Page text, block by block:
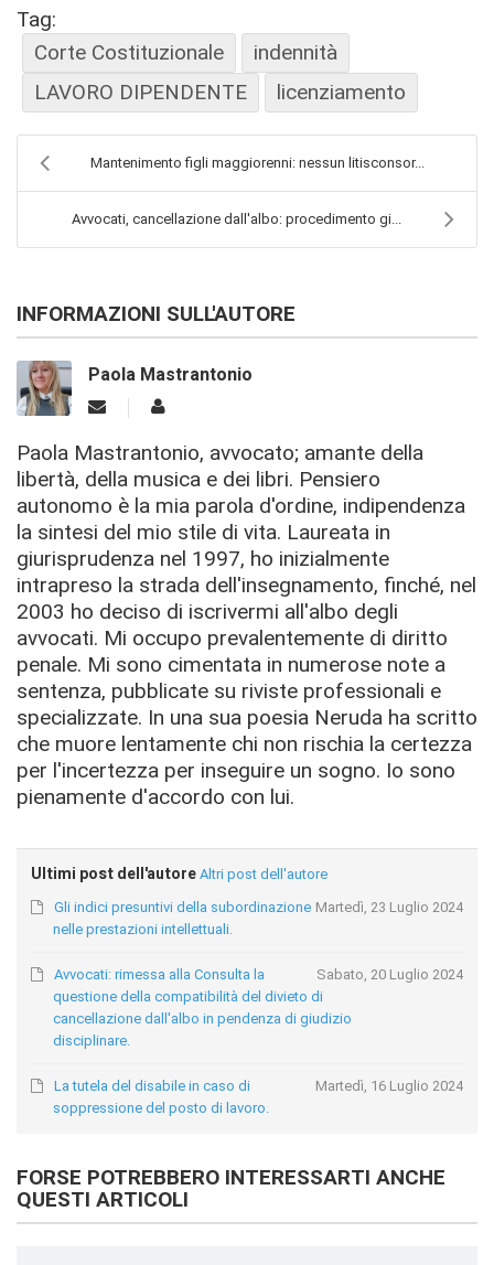
Tag:
Corte Costituzionale
indennità
LAVORO DIPENDENTE
licenziamento
Mantenimento figli maggiorenni: nessun litisconsor...
Avvocati, cancellazione dall'albo: procedimento gi...
INFORMAZIONI SULL'AUTORE
Paola Mastrantonio
Paola Mastrantonio, avvocato; amante della
libertà, della musica e dei libri. Pensiero
autonomo è la mia parola d'ordine, indipendenza
la sintesi del mio stile di vita. Laureata in
giurisprudenza nel 1997, ho inizialmente
intrapreso la strada dell'insegnamento, finché, nel
2003 ho deciso di iscrivermi all'albo degli
avvocati. Mi occupo prevalentemente di diritto
penale. Mi sono cimentata in numerose note a
sentenza, pubblicate su riviste professionali e
specializzate. In una sua poesia Neruda ha scritto
che muore lentamente chi non rischia la certezza
per l'incertezza per inseguire un sogno. Io sono
pienamente d'accordo con lui.
Ultimi post dell'autore Altri post dell'autore
Martedì, 23 Luglio 2024
Gli indici presuntivi della subordinazione
nelle prestazioni intellettuali.
Sabato, 20 Luglio 2024
Avvocati: rimessa alla Consulta la
questione della compatibilità del divieto di
cancellazione dall'albo in pendenza di giudizio
disciplinare.
Martedì, 16 Luglio 2024
La tutela del disabile in caso di
soppressione del posto di lavoro.
FORSE POTREBBERO INTERESSARTI ANCHE
QUESTI ARTICOLI